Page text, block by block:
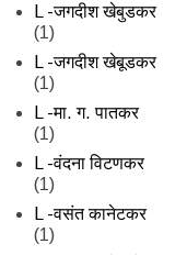
L -जगदीश खेबुडकर
(1)
L -जगदीश खेबूडकर
(1)
L -मा. ग. पातकर
(1)
L -वंदना विटणकर
(1)
L -वसंत कानेटकर
(1)